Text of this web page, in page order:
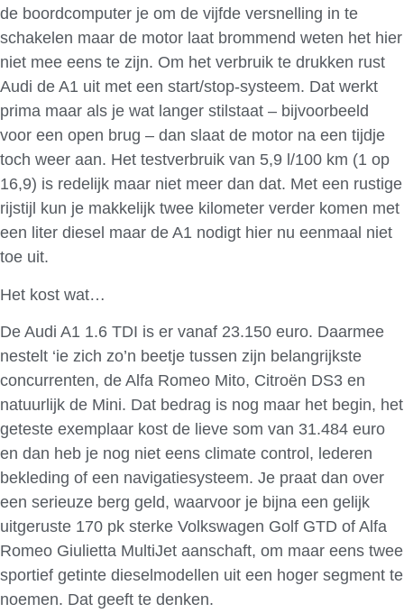
de boordcomputer je om de vijfde versnelling in te
schakelen maar de motor laat brommend weten het hier
niet mee eens te zijn. Om het verbruik te drukken rust
Audi de A1 uit met een start/stop-systeem. Dat werkt
prima maar als je wat langer stilstaat – bijvoorbeeld
voor een open brug – dan slaat de motor na een tijdje
toch weer aan. Het testverbruik van 5,9 l/100 km (1 op
16,9) is redelijk maar niet meer dan dat. Met een rustige
rijstijl kun je makkelijk twee kilometer verder komen met
een liter diesel maar de A1 nodigt hier nu eenmaal niet
toe uit.
Het kost wat…
De Audi A1 1.6 TDI is er vanaf 23.150 euro. Daarmee
nestelt ‘ie zich zo’n beetje tussen zijn belangrijkste
concurrenten, de Alfa Romeo Mito, Citroën DS3 en
natuurlijk de Mini. Dat bedrag is nog maar het begin, het
geteste exemplaar kost de lieve som van 31.484 euro
en dan heb je nog niet eens climate control, lederen
bekleding of een navigatiesysteem. Je praat dan over
een serieuze berg geld, waarvoor je bijna een gelijk
uitgeruste 170 pk sterke Volkswagen Golf GTD of Alfa
Romeo Giulietta MultiJet aanschaft, om maar eens twee
sportief getinte dieselmodellen uit een hoger segment te
noemen. Dat geeft te denken.